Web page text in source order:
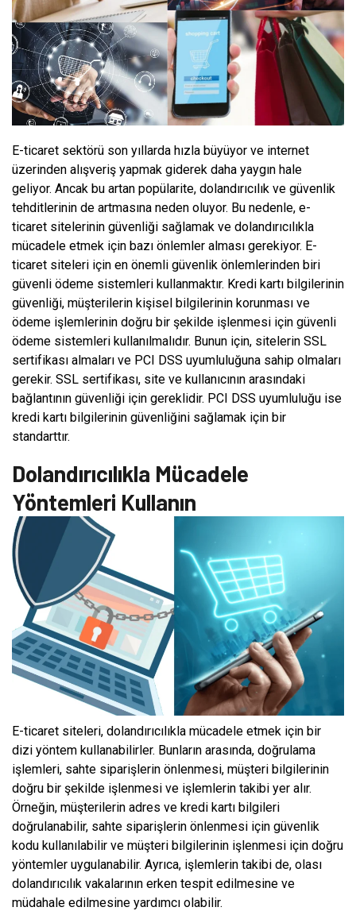
E-ticaret sektörü son yıllarda hızla büyüyor ve internet
üzerinden alışveriş yapmak giderek daha yaygın hale
geliyor. Ancak bu artan popülarite, dolandırıcılık ve güvenlik
tehditlerinin de artmasına neden oluyor. Bu nedenle, e-
ticaret sitelerinin güvenliği sağlamak ve dolandırıcılıkla
mücadele etmek için bazı önlemler alması gerekiyor. E-
ticaret siteleri için en önemli güvenlik önlemlerinden biri
güvenli ödeme sistemleri kullanmaktır. Kredi kartı bilgilerinin
güvenliği, müşterilerin kişisel bilgilerinin korunması ve
ödeme işlemlerinin doğru bir şekilde işlenmesi için güvenli
ödeme sistemleri kullanılmalıdır. Bunun için, sitelerin SSL
sertifikası almaları ve PCI DSS uyumluluğuna sahip olmaları
gerekir. SSL sertifikası, site ve kullanıcının arasındaki
bağlantının güvenliği için gereklidir. PCI DSS uyumluluğu ise
kredi kartı bilgilerinin güvenliğini sağlamak için bir
standarttır.
Dolandırıcılıkla Mücadele
Yöntemleri Kullanın
E-ticaret siteleri, dolandırıcılıkla mücadele etmek için bir
dizi yöntem kullanabilirler. Bunların arasında, doğrulama
işlemleri, sahte siparişlerin önlenmesi, müşteri bilgilerinin
doğru bir şekilde işlenmesi ve işlemlerin takibi yer alır.
Örneğin, müşterilerin adres ve kredi kartı bilgileri
doğrulanabilir, sahte siparişlerin önlenmesi için güvenlik
kodu kullanılabilir ve müşteri bilgilerinin işlenmesi için doğru
yöntemler uygulanabilir. Ayrıca, işlemlerin takibi de, olası
dolandırıcılık vakalarının erken tespit edilmesine ve
müdahale edilmesine yardımcı olabilir.